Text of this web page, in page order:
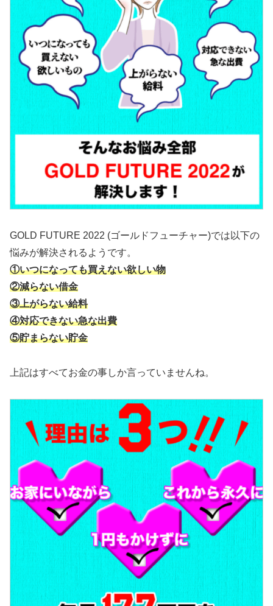
GOLD FUTURE 2022 (ゴールドフューチャー)では以下の
悩みが解決されるようです。
①いつになっても買えない欲しい物
②減らない借金
③上がらない給料
④対応できない急な出費
⑤貯まらない貯金
上記はすべてお金の事しか言っていませんね。